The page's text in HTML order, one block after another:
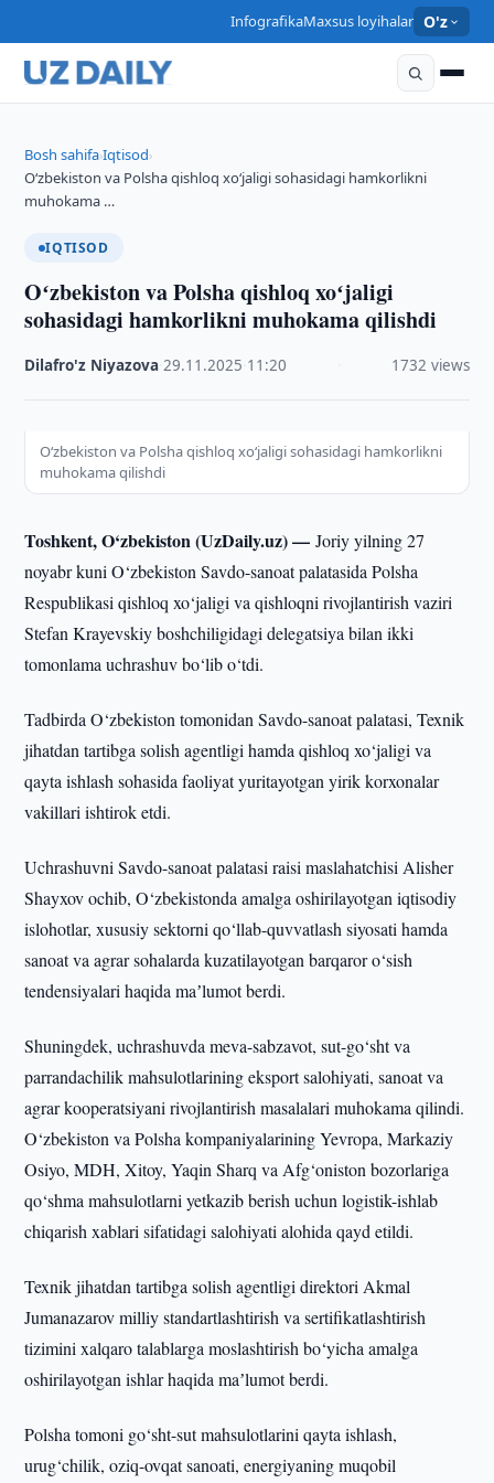
InfografikaMaxsus loyihalar O'z
Bosh sahifa›Iqtisod›
Oʻzbekiston va Polsha qishloq xoʻjaligi sohasidagi hamkorlikni
muhokama …
IQTISOD
Oʻzbekiston va Polsha qishloq xoʻjaligi
sohasidagi hamkorlikni muhokama qilishdi
Dilafro'z Niyazova ·29.11.2025 11:20 1732 views
Oʻzbekiston va Polsha qishloq xoʻjaligi sohasidagi hamkorlikni
muhokama qilishdi
Toshkent, O‘zbekiston (UzDaily.uz) —Joriy yilning 27
noyabr kuni O‘zbekiston Savdo-sanoat palatasida Polsha
Respublikasi qishloq xo‘jaligi va qishloqni rivojlantirish vaziri
Stefan Krayevskiy boshchiligidagi delegatsiya bilan ikki
tomonlama uchrashuv bo‘lib o‘tdi.
Tadbirda O‘zbekiston tomonidan Savdo-sanoat palatasi, Texnik
jihatdan tartibga solish agentligi hamda qishloq xo‘jaligi va
qayta ishlash sohasida faoliyat yuritayotgan yirik korxonalar
vakillari ishtirok etdi.
Uchrashuvni Savdo-sanoat palatasi raisi maslahatchisi Alisher
Shayxov ochib, O‘zbekistonda amalga oshirilayotgan iqtisodiy
islohotlar, xususiy sektorni qo‘llab-quvvatlash siyosati hamda
sanoat va agrar sohalarda kuzatilayotgan barqaror o‘sish
tendensiyalari haqida maʼlumot berdi.
Shuningdek, uchrashuvda meva-sabzavot, sut-go‘sht va
parrandachilik mahsulotlarining eksport salohiyati, sanoat va
agrar kooperatsiyani rivojlantirish masalalari muhokama qilindi.
O‘zbekiston va Polsha kompaniyalarining Yevropa, Markaziy
Osiyo, MDH, Xitoy, Yaqin Sharq va Afg‘oniston bozorlariga
qo‘shma mahsulotlarni yetkazib berish uchun logistik-ishlab
chiqarish xablari sifatidagi salohiyati alohida qayd etildi.
Texnik jihatdan tartibga solish agentligi direktori Akmal
Jumanazarov milliy standartlashtirish va sertifikatlashtirish
tizimini xalqaro talablarga moslashtirish bo‘yicha amalga
oshirilayotgan ishlar haqida maʼlumot berdi.
Polsha tomoni go‘sht-sut mahsulotlarini qayta ishlash,
urug‘chilik, oziq-ovqat sanoati, energiyaning muqobil